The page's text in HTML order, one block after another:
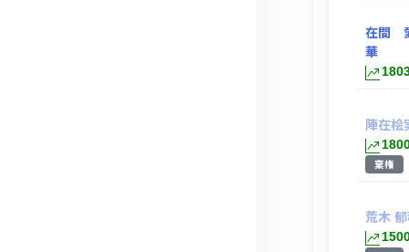
在間
華
陣在桧
棄権
荒木